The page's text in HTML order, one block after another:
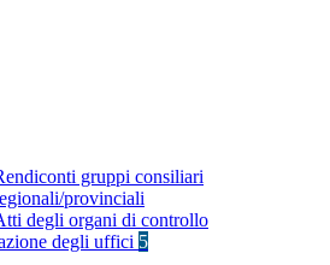
gruppi consiliari
provinciali
degli organi di controllo
degli uffici 5